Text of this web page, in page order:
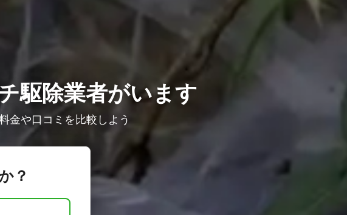
駆除業者がいます
金や口コミを比較しよう
？